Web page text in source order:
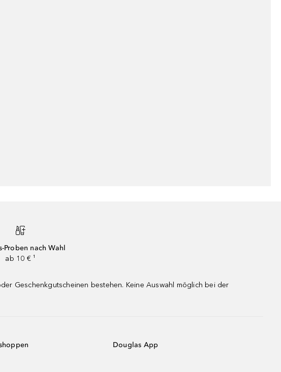
Proben nach Wahl
ab 10 € ¹
Geschenkgutscheinen bestehen. Keine Auswahl möglich bei der
Douglas App